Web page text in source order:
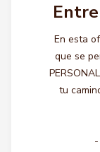
En esta
que se
tu